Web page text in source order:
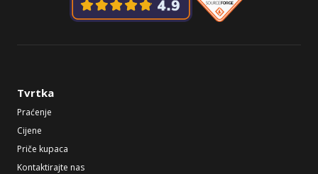
Tvrtka
Praćenje
Cijene
Priče kupaca
Kontaktirajte nas